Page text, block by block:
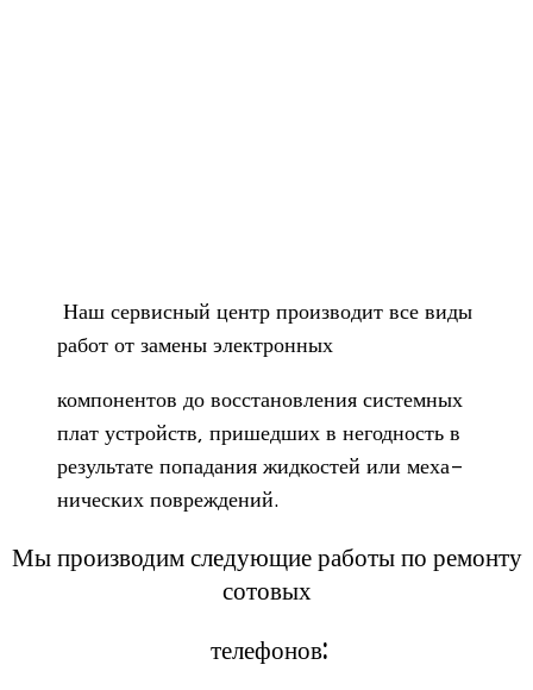
Наш сер­вис­ный центр про­из­во­дит все виды
работ от замены электронных
ком­по­нен­тов до вос­ста­нов­ле­ния систем­ных
плат устройств, при­шед­ших в негод­ность в
резуль­тате попа­да­ния жид­ко­стей или меха­
ни­че­ских повреждений.
Мы производим следующие работы по ремонту
сотовых
телефонов: